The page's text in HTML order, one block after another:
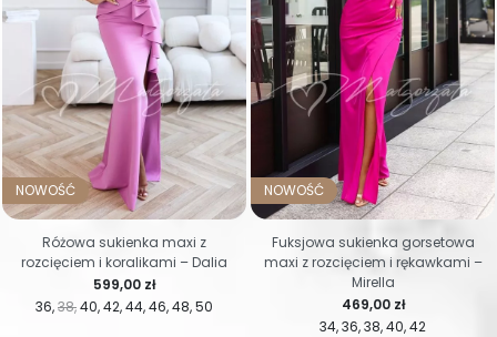
NOWOŚĆ
36 38 40 42 44 46 48 50
Cena
599,00 zł
Różowa sukienka maxi z
rozcięciem i koralikami – Dalia
NOWOŚĆ
34 36 38 40 42
Cena
469,00 zł
Fuksjowa sukienka gorsetowa
maxi z rozcięciem i rękawkami –
Mirella